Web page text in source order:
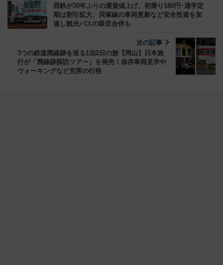
西鉄が30年ぶりの運賃値上げ、初乗り180円･通学定
期は割引拡大、貝塚線の車両更新など安全投資を加
速し観光バスの吸収合併も
次の記事
3つの鉄道廃線跡を巡る1泊2日の旅【岡山】日本旅
行が「廃線跡探訪ツアー」を発売！保存車両見学や
ウォーキングなど充実の行程